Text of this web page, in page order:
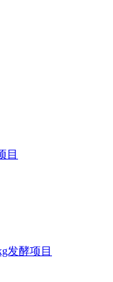
目
发酵项目